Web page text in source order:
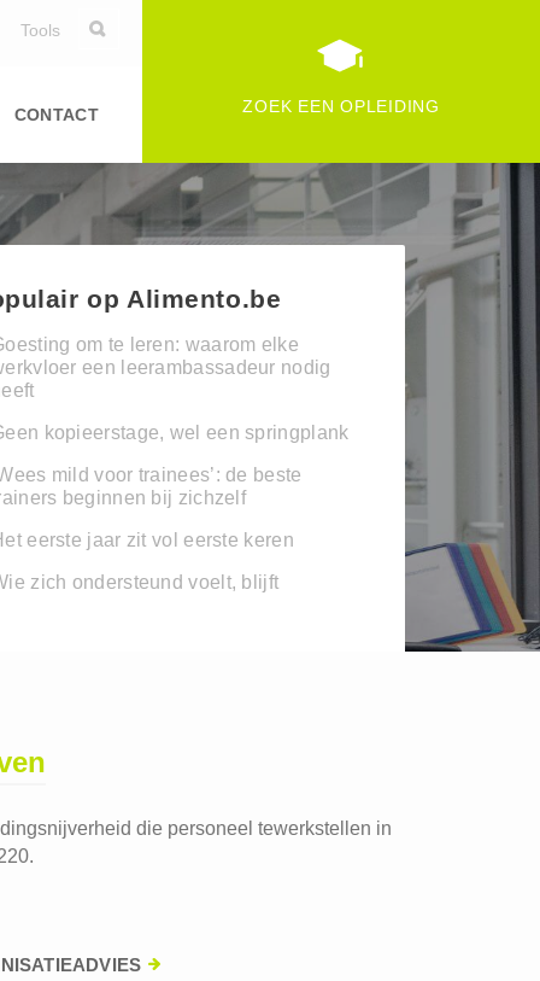
Tools
CONTACT ZOEK EEN OPLEIDING
op Alimento.be
om te leren: waarom elke
een leerambassadeur nodig
kopieerstage, wel een springplank
mild voor trainees’: de beste
beginnen bij zichzelf
eerste jaar zit vol eerste keren
zich ondersteund voelt, blijft
die personeel tewerkstellen in